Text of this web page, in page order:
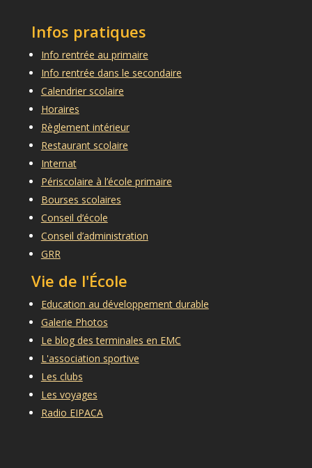
Infos pratiques
Info rentrée au primaire
Info rentrée dans le secondaire
Calendrier scolaire
Horaires
Règlement intérieur
Restaurant scolaire
Internat
Périscolaire à l’école primaire
Bourses scolaires
Conseil d’école
Conseil d’administration
GRR
Vie de l'École
Education au développement durable
Galerie Photos
Le blog des terminales en EMC
L'association sportive
Les clubs
Les voyages
Radio EIPACA